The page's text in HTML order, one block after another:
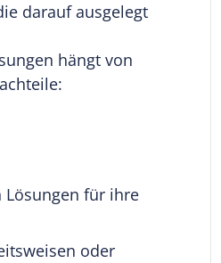
darauf ausgelegt
hängt von
Lösungen für ihre
oder